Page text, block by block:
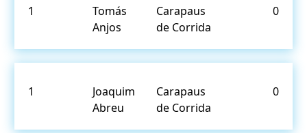
1
Tomás
Anjos
Carapaus
de Corrida
0
1
Joaquim
Abreu
Carapaus
de Corrida
0